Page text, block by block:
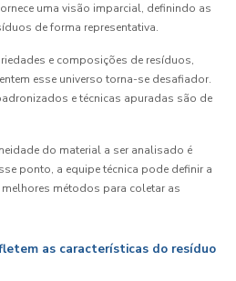
uma visão imparcial, definindo as
de forma representativa.
e composições de resíduos,
esse universo torna-se desafiador.
e técnicas apuradas são de
do material a ser analisado é
ponto, a equipe técnica pode definir a
métodos para coletar as
as características do resíduo